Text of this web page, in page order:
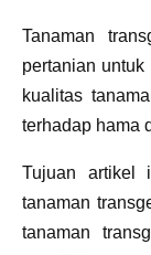
Tanaman
pertanian
kualitas
terhadap hama
Tujuan artikel
tanaman
tanaman